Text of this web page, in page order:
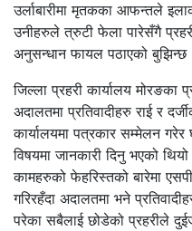
उर्लाबारीमा मृतकका आफन्तले
उनीहरुले त्रुटी फेला पारेसँगै
अनुसन्धान फायल पठाएको बुझिन्छ
जिल्ला प्रहरी कार्यालय मोरङका
अदालतमा प्रतिवादीहरु राई र
कार्यालयमा पत्रकार सम्मेलन
विषयमा जानकारी दिनु भएको
कामहरुको फेहरिस्तको बारेमा
गरिरहँदा अदालतमा भने
परेका सबैलाई छोडेको प्रहरीले